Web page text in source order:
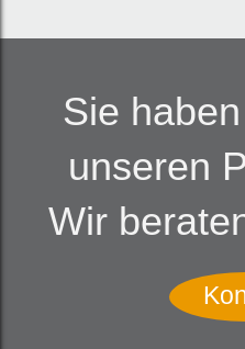
Sie
unseren
Wir